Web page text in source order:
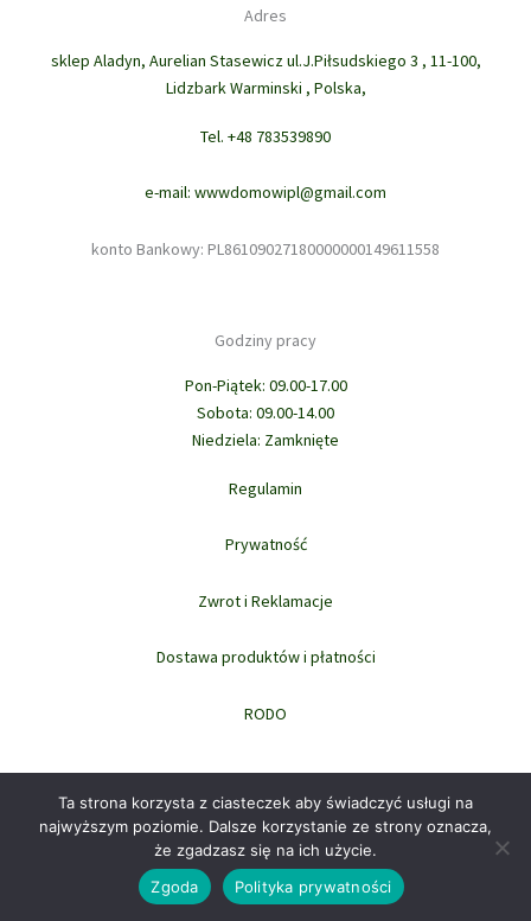
Adres
sklep Aladyn, Aurelian Stasewicz ul.J.Piłsudskiego 3 , 11-100,
Lidzbark Warminski , Polska,
Tel. +48 783539890
e-mail: wwwdomowipl@gmail.com
konto Bankowy: PL86109027180000000149611558
Godziny pracy
Pon-Piątek: 09.00-17.00
Sobota: 09.00-14.00
Niedziela: Zamknięte
Regulamin
Prywatność
Zwrot i Reklamacje
Dostawa produktów i płatności
RODO
Prawa autorskie © 2026 domowi.pl
Ta strona korzysta z ciasteczek aby świadczyć usługi na
najwyższym poziomie. Dalsze korzystanie ze strony oznacza,
że zgadzasz się na ich użycie.
Zgoda
Polityka prywatności